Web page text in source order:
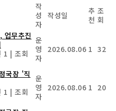
작
성
자
작성일
추
천
조
회
업무추진
1 | 조회
운
영
자
2026.08.06 1 32
국장 '직
1 | 조회
운
영
자
2026.08.06 1 20